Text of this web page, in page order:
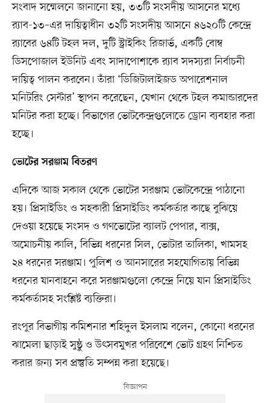
সংবাদ সম্মেলনে জানানো হয়, ৩৩টি সংসদীয় আসনের মধ্যে
র‍্যাব-১৩–এর দায়িত্বাধীন ৩২টি সংসদীয় আসনে ৪৬২০টি কেন্দ্রে
র‍্যাবের ৬৪টি টহল দল, দুটি স্ট্রাইকিং রিজার্ভ, একটি বোম্ব
ডিসপোজাল ইউনিট এবং সাদাপোশাকে র‍্যাব সদস্যরা নির্বাচনী
দায়িত্ব পালন করবেন। তাঁরা ‘ডিজিটালাইজড অপারেশনাল
মনিটরিং সেন্টার’ স্থাপন করেছেন, যেখান থেকে টহল কমান্ডারদের
মনিটর করা হচ্ছে। বিভাগের ভোটকেন্দ্রগুলোতে ড্রোন ব্যবহার করা
হচ্ছে।
ভোটের সরঞ্জাম বিতরণ
এদিকে আজ সকাল থেকে ভোটের সরঞ্জাম ভোটকেন্দ্রে পাঠানো
হয়। প্রিসাইডিং ও সহকারী প্রিসাইডিং কর্মকর্তার কাছে বুঝিয়ে
দেওয়া হয়েছে সংসদ ও গণভোটের ব্যালট পেপার, বাক্স,
অমোচনীয় কালি, বিভিন্ন ধরনের সিল, ভোটার তালিকা, খামসহ
২৪ ধরনের সরঞ্জাম। পুলিশ ও আনসারের সহযোগিতায় বিভিন্ন
ধরনের যানবাহনে করে সরঞ্জামগুলো কেন্দ্রে নিয়ে যান প্রিসাইডিং
কর্মকর্তাসহ সংশ্লিষ্ট ব্যক্তিরা।
রংপুর বিভাগীয় কমিশনার শহিদুল ইসলাম বলেন, কোনো ধরনের
ঝামেলা ছাড়াই সুষ্ঠু ও উৎসবমুখর পরিবেশে ভোট গ্রহণ নিশ্চিত
করার জন্য সব প্রস্তুতি সম্পন্ন করা হয়েছে।